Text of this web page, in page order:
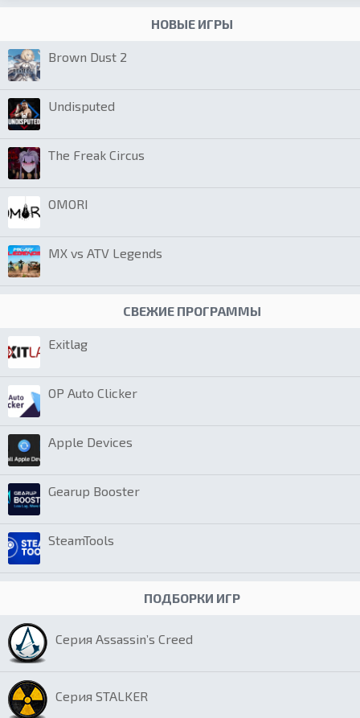
НОВЫЕ ИГРЫ
Brown Dust 2
Undisputed
The Freak Circus
OMORI
MX vs ATV Legends
СВЕЖИЕ ПРОГРАММЫ
Exitlag
OP Auto Clicker
Apple Devices
Gearup Booster
SteamTools
ПОДБОРКИ ИГР
Серия Assassin’s Creed
Серия STALKER